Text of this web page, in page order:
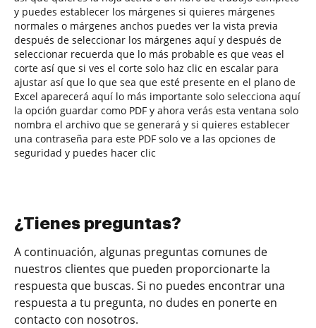
y puedes establecer los márgenes si quieres márgenes
normales o márgenes anchos puedes ver la vista previa
después de seleccionar los márgenes aquí y después de
seleccionar recuerda que lo más probable es que veas el
corte así que si ves el corte solo haz clic en escalar para
ajustar así que lo que sea que esté presente en el plano de
Excel aparecerá aquí lo más importante solo selecciona aquí
la opción guardar como PDF y ahora verás esta ventana solo
nombra el archivo que se generará y si quieres establecer
una contraseña para este PDF solo ve a las opciones de
seguridad y puedes hacer clic
¿Tienes preguntas?
A continuación, algunas preguntas comunes de
nuestros clientes que pueden proporcionarte la
respuesta que buscas. Si no puedes encontrar una
respuesta a tu pregunta, no dudes en ponerte en
contacto con nosotros.